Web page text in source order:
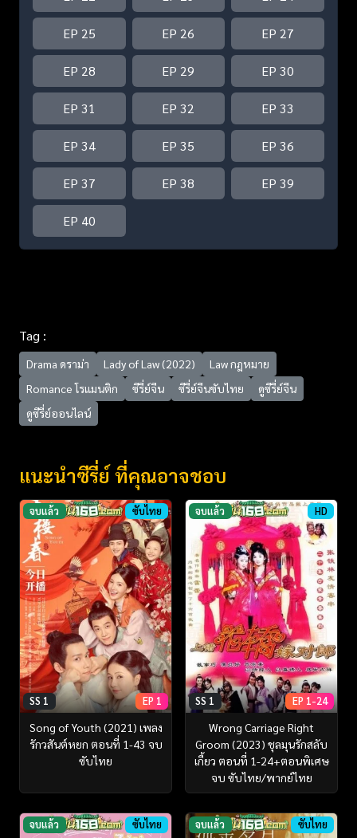
EP 25 EP 26 EP 27
EP 28 EP 29 EP 30
EP 31 EP 32 EP 33
EP 34 EP 35 EP 36
EP 37 EP 38 EP 39
EP 40
Tag :
Drama ดราม่า Lady of Law (2022)
Law กฎหมาย
Romance โรแมนติก
ซีรี่ย์จีน ซีรี่ย์จีนซับไทย
ดูซีรี่ย์จีน
ดูซีรี่ย์ออนไลน์
แนะนำซีรี่ย์ ที่คุณอาจชอบ
จบแล้ว ซับไทย
SS 1 EP 1
Song of Youth (2021) เพลง
รักวสันต์หยก ตอนที่ 1-43 จบ
ซับไทย
จบแล้ว HD
SS 1 EP 1-24
Wrong Carriage Right
Groom (2023) ชุลมุนรักสลับ
เกี้ยว ตอนที่ 1-24+ตอนพิเศษ
จบ ซับไทย/พากย์ไทย
จบแล้ว ซับไทย จบแล้ว ซับไทย